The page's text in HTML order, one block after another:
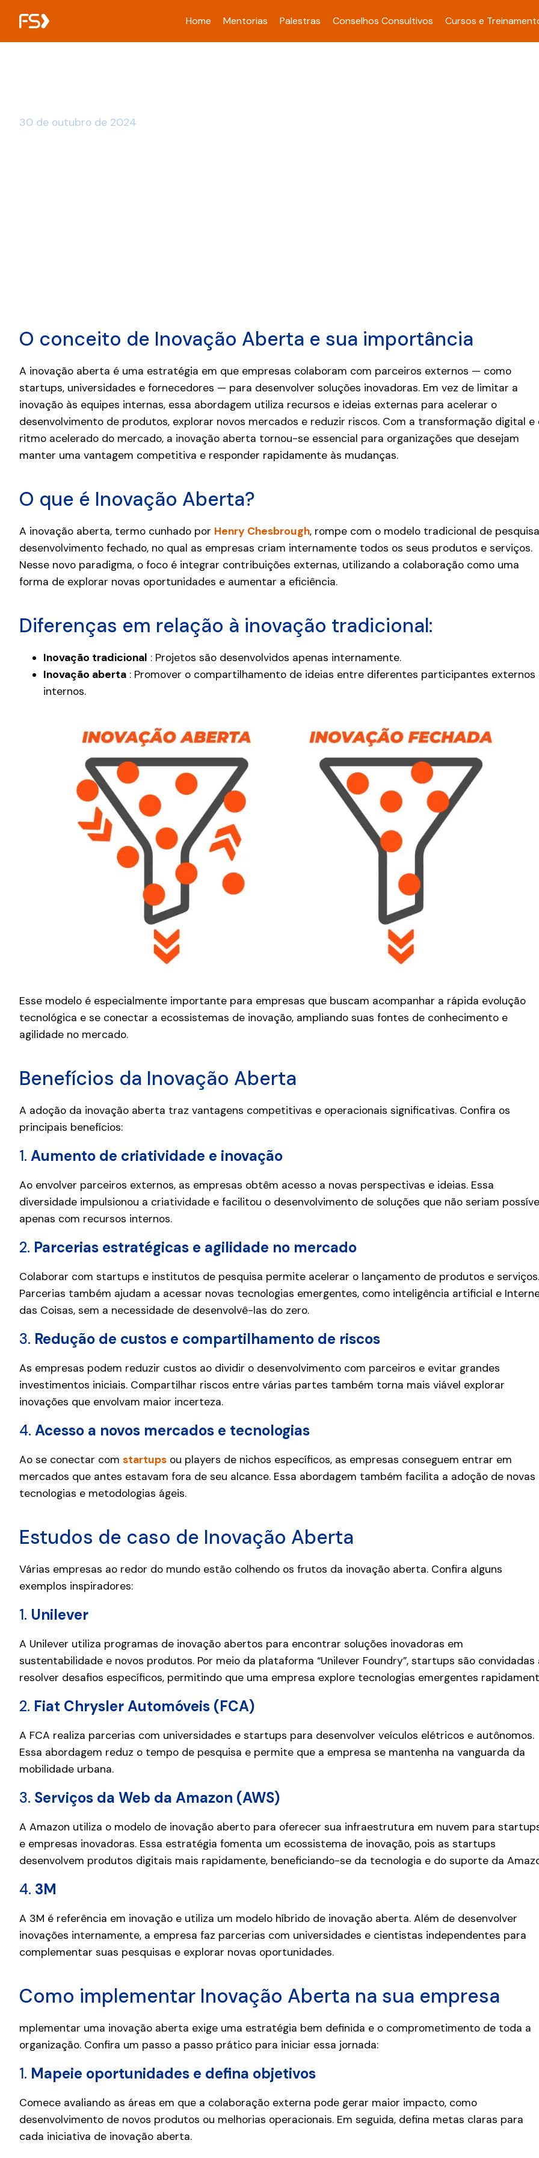
Home Mentorias Palestras Conselhos Consultivos Cursos e
30 de outubro de 2024
O conceito de Inovação Aberta e sua importância
A inovação aberta é uma estratégia em que empresas colaboram com parceiros externos — como
startups, universidades e fornecedores — para desenvolver soluções inovadoras. Em vez de limitar a
inovação às equipes internas, essa abordagem utiliza recursos e ideias externas para acelerar o
desenvolvimento de produtos, explorar novos mercados e reduzir riscos. Com a transformação digital e
ritmo acelerado do mercado, a inovação aberta tornou-se essencial para organizações que desejam
manter uma vantagem competitiva e responder rapidamente às mudanças.
O que é Inovação Aberta?
A inovação aberta, termo cunhado por Henry Chesbrough, rompe com o modelo tradicional de
desenvolvimento fechado, no qual as empresas criam internamente todos os seus produtos e serviços.
Nesse novo paradigma, o foco é integrar contribuições externas, utilizando a colaboração como uma
forma de explorar novas oportunidades e aumentar a eficiência.
Diferenças em relação à inovação tradicional:
Inovação tradicional : Projetos são desenvolvidos apenas internamente.
Inovação aberta : Promover o compartilhamento de ideias entre diferentes participantes externos
internos.
Esse modelo é especialmente importante para empresas que buscam acompanhar a rápida evolução
tecnológica e se conectar a ecossistemas de inovação, ampliando suas fontes de conhecimento e
agilidade no mercado.
Benefícios da Inovação Aberta
A adoção da inovação aberta traz vantagens competitivas e operacionais significativas. Confira os
principais benefícios:
1. Aumento de criatividade e inovação
Ao envolver parceiros externos, as empresas obtêm acesso a novas perspectivas e ideias. Essa
diversidade impulsionou a criatividade e facilitou o desenvolvimento de soluções que não seriam
apenas com recursos internos.
2. Parcerias estratégicas e agilidade no mercado
Colaborar com startups e institutos de pesquisa permite acelerar o lançamento de produtos e serviços.
Parcerias também ajudam a acessar novas tecnologias emergentes, como inteligência artificial e
das Coisas, sem a necessidade de desenvolvê-las do zero.
3. Redução de custos e compartilhamento de riscos
As empresas podem reduzir custos ao dividir o desenvolvimento com parceiros e evitar grandes
investimentos iniciais. Compartilhar riscos entre várias partes também torna mais viável explorar
inovações que envolvam maior incerteza.
4. Acesso a novos mercados e tecnologias
Ao se conectar com startups ou players de nichos específicos, as empresas conseguem entrar em
mercados que antes estavam fora de seu alcance. Essa abordagem também facilita a adoção de novas
tecnologias e metodologias ágeis.
Estudos de caso de Inovação Aberta
Várias empresas ao redor do mundo estão colhendo os frutos da inovação aberta. Confira alguns
exemplos inspiradores:
1. Unilever
A Unilever utiliza programas de inovação abertos para encontrar soluções inovadoras em
sustentabilidade e novos produtos. Por meio da plataforma “Unilever Foundry”, startups são convidadas
resolver desafios específicos, permitindo que uma empresa explore tecnologias emergentes
2. Fiat Chrysler Automóveis (FCA)
A FCA realiza parcerias com universidades e startups para desenvolver veículos elétricos e autônomos.
Essa abordagem reduz o tempo de pesquisa e permite que a empresa se mantenha na vanguarda da
mobilidade urbana.
3. Serviços da Web da Amazon (AWS)
A Amazon utiliza o modelo de inovação aberto para oferecer sua infraestrutura em nuvem para
e empresas inovadoras. Essa estratégia fomenta um ecossistema de inovação, pois as startups
desenvolvem produtos digitais mais rapidamente, beneficiando-se da tecnologia e do suporte da
4. 3M
A 3M é referência em inovação e utiliza um modelo híbrido de inovação aberta. Além de desenvolver
inovações internamente, a empresa faz parcerias com universidades e cientistas independentes para
complementar suas pesquisas e explorar novas oportunidades.
Como implementar Inovação Aberta na sua empresa
mplementar uma inovação aberta exige uma estratégia bem definida e o comprometimento de toda a
organização. Confira um passo a passo prático para iniciar essa jornada:
1. Mapeie oportunidades e defina objetivos
Comece avaliando as áreas em que a colaboração externa pode gerar maior impacto, como
desenvolvimento de novos produtos ou melhorias operacionais. Em seguida, defina metas claras para
cada iniciativa de inovação aberta.